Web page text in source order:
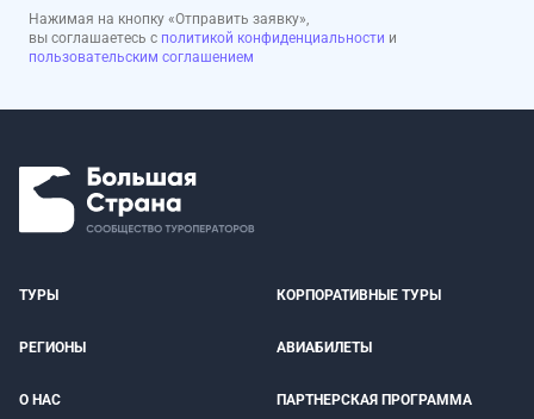
Нажимая на кнопку «Отправить заявку»,
вы соглашаетесь с политикой конфиденциальности и
пользовательским соглашением
ТУРЫ КОРПОРАТИВНЫЕ ТУРЫ
РЕГИОНЫ АВИАБИЛЕТЫ
О НАС ПАРТНЕРСКАЯ ПРОГРАММА